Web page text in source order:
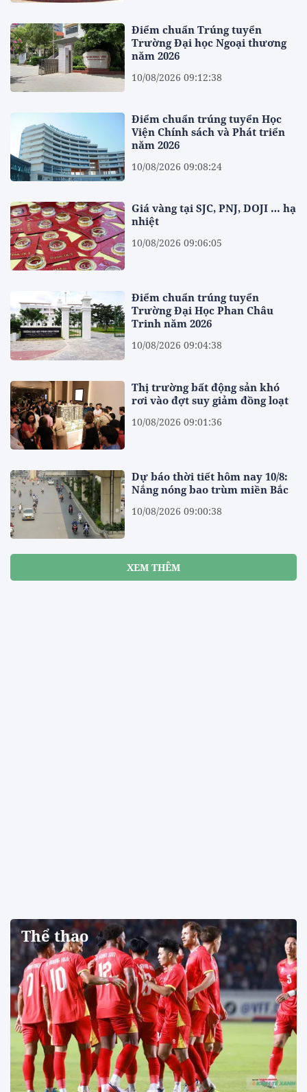
Điểm chuẩn Trúng tuyển
Trường Đại học Ngoại thương
năm 2026
10/08/2026 09:12:38
Điểm chuẩn trúng tuyển Học
Viện Chính sách và Phát triển
năm 2026
10/08/2026 09:08:24
Giá vàng tại SJC, PNJ, DOJI … hạ
nhiệt
10/08/2026 09:06:05
Điểm chuẩn trúng tuyển
Trường Đại Học Phan Châu
Trinh năm 2026
10/08/2026 09:04:38
Thị trường bất động sản khó
rơi vào đợt suy giảm đồng loạt
10/08/2026 09:01:36
Dự báo thời tiết hôm nay 10/8:
Nắng nóng bao trùm miền Bắc
10/08/2026 09:00:38
XEM THÊM
Thể thao